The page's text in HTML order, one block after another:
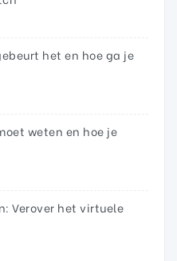
het en hoe ga je
weten en hoe je
Verover het virtuele